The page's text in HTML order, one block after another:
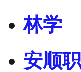
林学
安顺